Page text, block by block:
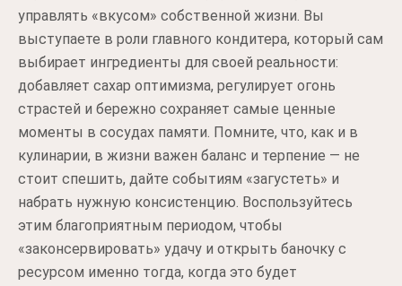
управлять «вкусом» собственной жизни. Вы
выступаете в роли главного кондитера, который сам
выбирает ингредиенты для своей реальности:
добавляет сахар оптимизма, регулирует огонь
страстей и бережно сохраняет самые ценные
моменты в сосудах памяти. Помните, что, как и в
кулинарии, в жизни важен баланс и терпение — не
стоит спешить, дайте событиям «загустеть» и
набрать нужную консистенцию. Воспользуйтесь
этим благоприятным периодом, чтобы
«законсервировать» удачу и открыть баночку с
ресурсом именно тогда, когда это будет